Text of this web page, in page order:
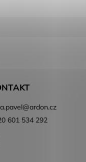
@ardon.cz
601 534 292